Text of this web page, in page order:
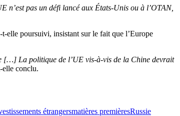
n’est pas un défi lancé aux États-Unis ou à l’OTAN,
t-elle poursuivi, insistant sur le fait que l’Europe
[…] La politique de l’UE vis-à-vis de la Chine devrait
elle conclu.
étrangersmatières premièresRussie